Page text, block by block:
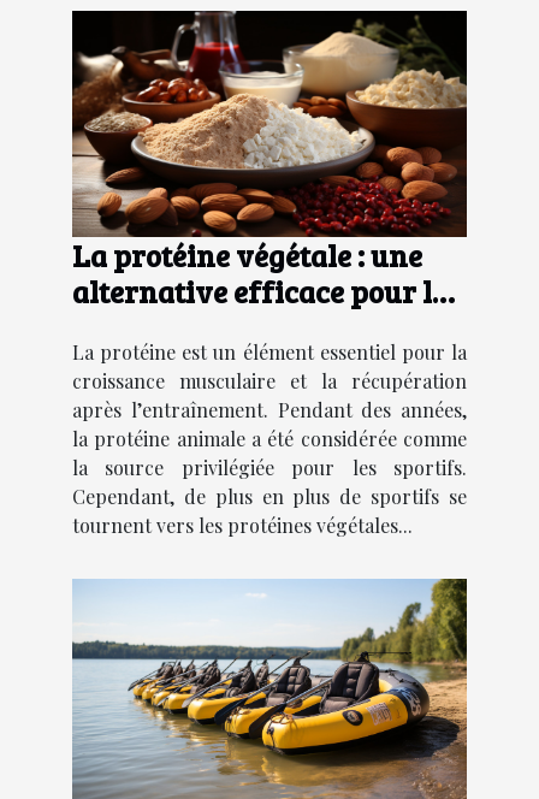
La protéine végétale : une
alternative efficace pour les
La protéine est un élément essentiel pour la
croissance musculaire et la récupération
après l’entraînement. Pendant des années,
la protéine animale a été considérée comme
la source privilégiée pour les sportifs.
Cependant, de plus en plus de sportifs se
tournent vers les protéines végétales...